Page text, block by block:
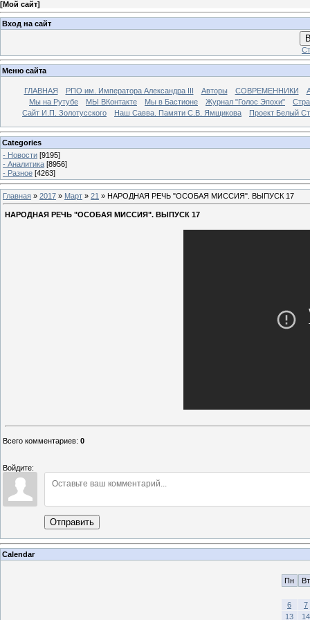
[Мой сайт]
Вход на сайт
Меню сайта
ГЛАВНАЯ РПО им. Императора Александра III Авторы СОВРЕМЕННИКИ
Мы на Рутубе
МЫ ВКонтакте Мы в Бастионе Журнал "Голос Эпохи"
Сайт И.П. Золотусского
Наш Савва. Памяти С.В. Ямщикова Проект Белый
Categories
- Новости [9195]
- Аналитика [8956]
- Разное [4263]
Главная » 2017 » Март » 21 » НАРОДНАЯ РЕЧЬ "ОСОБАЯ МИССИЯ". ВЫПУСК 17
НАРОДНАЯ РЕЧЬ "ОСОБАЯ МИССИЯ". ВЫПУСК 17
Всего комментариев: 0
Войдите:
Отправить
Calendar
Пн Вт
6
7
13
14